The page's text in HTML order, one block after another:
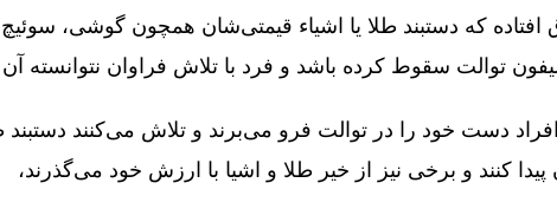
افتاده که دستبند طلا یا اشیاء قیمتی‌شان همچون گوشی،
توالت سقوط کرده باشد و فرد با تلاش فراوان نتوانسته آن
دست خود را در توالت فرو می‌برند و تلاش می‌کنند دستبند
کنند و برخی نیز از خیر طلا و اشیا با ارزش خود می‌گذرند،